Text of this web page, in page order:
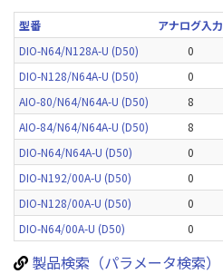
型番 アナログ入力
DIO-N64/N128A-U (D50)
0
DIO-N128/N64A-U (D50)
0
AIO-80/N64/N64A-U (D50)
8
AIO-84/N64/N64A-U (D50)
8
DIO-N64/N64A-U (D50)
0
DIO-N192/00A-U (D50)
0
DIO-N128/00A-U (D50)
0
DIO-N64/00A-U (D50)
0
製品検索（パラメータ検索）